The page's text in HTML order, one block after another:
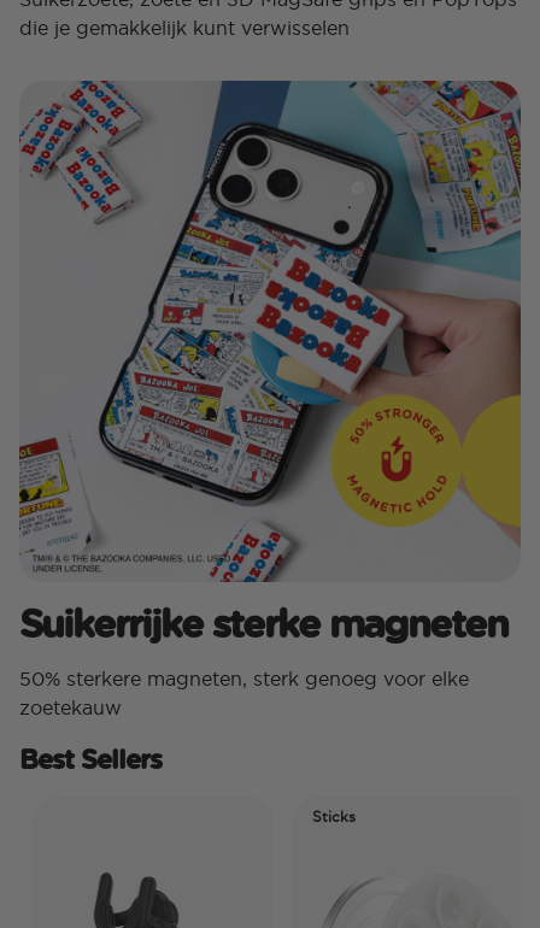
die je gemakkelijk kunt verwisselen
Suikerrijke sterke magneten
50% sterkere magneten, sterk genoeg voor elke
zoetekauw
Best Sellers
Sticks